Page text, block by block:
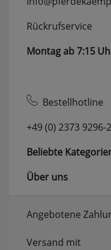
erneutem Aufruf
Alle
Rückrufservice
Montag ab 7:15
Bestellhotline
+49 (0) 2373 9296-
Beliebte
Über uns
Angebotene
Versand mit